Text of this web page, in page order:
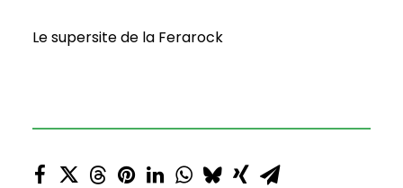
Le supersite de la Ferarock